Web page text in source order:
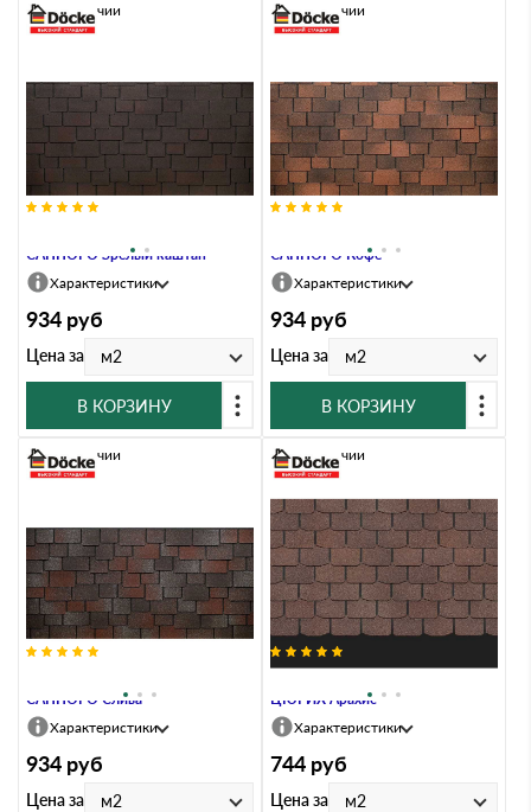
САППОРО Зрелый каштан
В наличии
Характеристики
934 руб
Цена за м2
В КОРЗИНУ
САППОРО Кофе
В наличии
Характеристики
934 руб
Цена за м2
В КОРЗИНУ
САППОРО Слива
В наличии
Характеристики
934 руб
Цена за м2
ЦЮРИХ Арахис
В наличии
Характеристики
744 руб
Цена за м2